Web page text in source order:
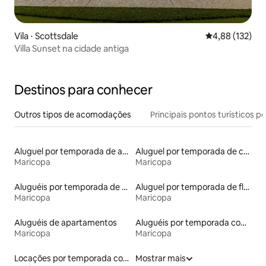
Vila ⋅ Scottsdale 4,88 de uma
4,88 (132)
Villa Sunset na cidade antiga
Destinos para conhecer
Outros tipos de acomodações Principais pontos turísticos
Aluguel por temporada de apart-hotéis
Maricopa
Aluguel por temporada de casas de hóspedes
Maricopa
Aluguéis por temporada de acomodações de luxo
Maricopa
Aluguel por temporada de flats
Maricopa
Aluguéis de apartamentos
Maricopa
Aluguéis por temporada com caiaque
Maricopa
Locações por temporada com piscina
Mostrar mais